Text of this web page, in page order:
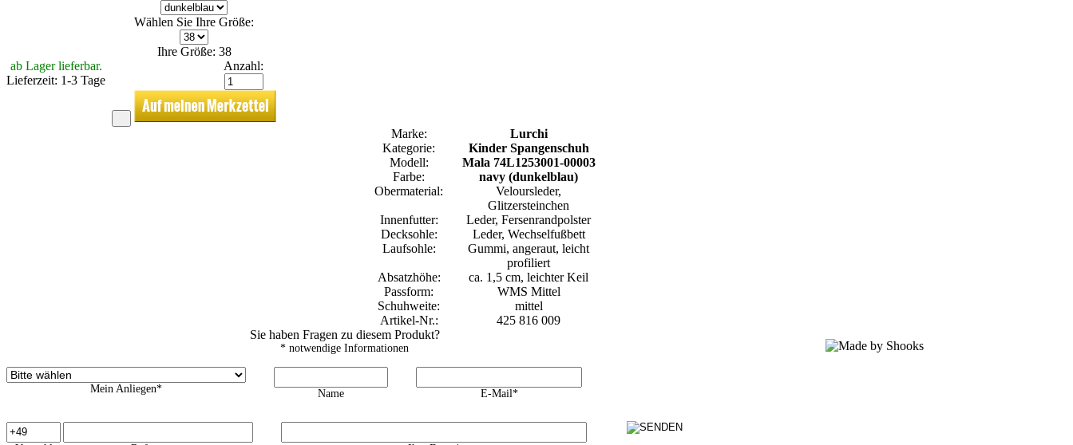
Wählen Sie Ihre Größe:
Ihre Größe: 38
ab Lager lieferbar.
Lieferzeit: 1-3 Tage
Anzahl:
Marke:
Lurchi
Kategorie:
Kinder Spangenschuh
Modell:
Mala 74L1253001-00003
Farbe:
navy (dunkelblau)
Obermaterial:
Veloursleder,
Glitzersteinchen
Innenfutter:
Leder, Fersenrandpolster
Decksohle:
Leder, Wechselfußbett
Laufsohle:
Gummi, angeraut, leicht
profiliert
Absatzhöhe:
ca. 1,5 cm, leichter Keil
Passform:
WMS Mittel
Schuhweite:
mittel
Artikel-Nr.:
425 816 009
Sie haben Fragen zu diesem Produkt?
* notwendige Informationen
Mein Anliegen* Name E-Mail*